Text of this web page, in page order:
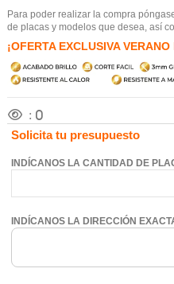
Para poder realizar la compra
de placas y modelos que desea, así
¡OFERTA EXCLUSIVA
: 0
Solicita tu presupuesto
INDÍCANOS LA CANTIDAD DE
INDÍCANOS LA DIRECCIÓN